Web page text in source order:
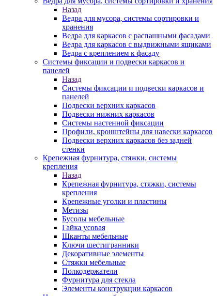
Назад
Ведра для мусора, системы сортировки и
хранения
Ведра для каркасов с распашными фасадами
Ведра для каркасов с выдвижными ящиками
Ведра с креплением к фасаду
Системы фиксации и подвески каркасов и
панелей
Назад
Системы фиксации и подвески каркасов и
панелей
Подвески верхних каркасов
Подвески нижних каркасов
Системы настенной фиксации
Профили, кронштейны для навески каркасов
Подвески верхних каркасов без задней
стенки
Крепежная фурнитура, стяжки, системы
крепления
Назад
Крепежная фурнитура, стяжки, системы
крепления
Крепежные уголки и пластины
Метизы
Бусолы мебельные
Гайка усовая
Шканты мебельные
Ключи шестигранники
Декоративные элементы
Стяжки мебельные
Полкодержатели
Фурнитура для стекла
Элементы конструкции каркасов